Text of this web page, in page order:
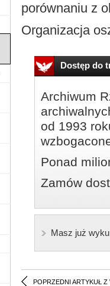
porównaniu z
Organizacja
Dostęp do
Archiwum
od 1993
Ponad
Zamów
Masz już
POPRZEDNI ARTYKUŁ Z